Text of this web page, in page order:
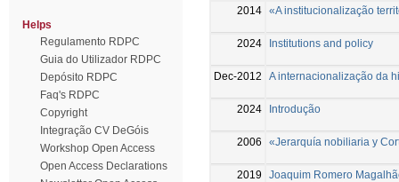
Helps
Regulamento RDPC
Guia do Utilizador RDPC
Depósito RDPC
Faq's RDPC
Copyright
Integração CV DeGóis
Workshop Open Access
Open Access Declarations
2014 «A institucionalização
2024 Institutions and policy
Dec-2012 A internacionalização da
2024 Introdução
2006 «Jerarquía nobiliaria y
2019
Joaquim Romero